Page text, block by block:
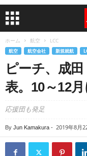
ホーム 航空 LCC
航空 航空会社 新規就航
ピーチ、成
表。10～12
応援団も発足
By Jun Kamakura - 2019年8月